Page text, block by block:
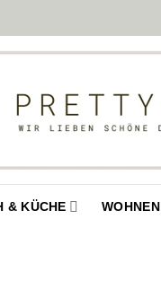
& KÜCHE WOHNEN